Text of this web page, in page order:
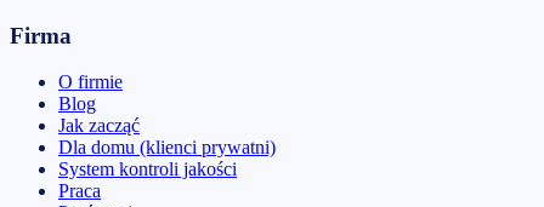
Firma
O firmie
Blog
Jak zacząć
Dla domu (klienci prywatni)
System kontroli jakości
Praca